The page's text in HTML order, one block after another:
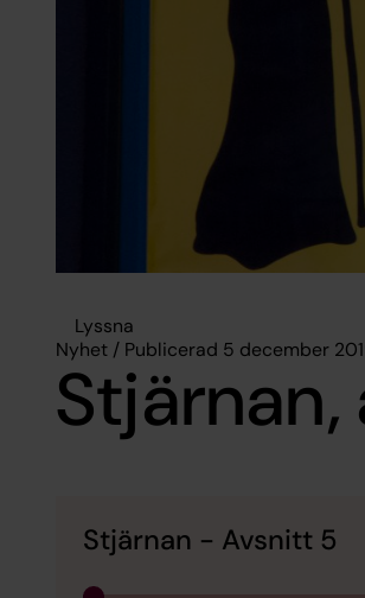
Lyssna
Nyhet / Publicerad 5 december
Stjärnan - Avsnitt 5